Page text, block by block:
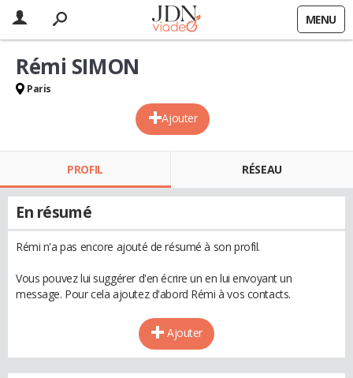
MENU
Ajouter
Rémi SIMON
Paris
PROFIL RÉSEAU
En résumé
Rémi n'a pas encore ajouté de résumé à son profil.
Vous pouvez lui suggérer d'en écrire un en lui envoyant un
message. Pour cela ajoutez d'abord Rémi à vos contacts.
Ajouter